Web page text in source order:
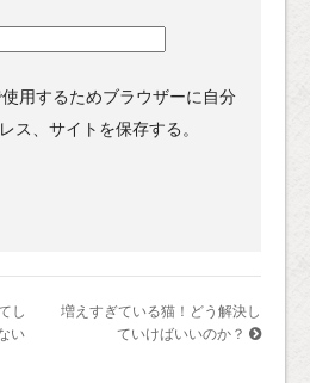
用するためブラウザーに自分
ス、サイトを保存する。
し
い
増えすぎている猫！どう解決し
ていけばいいのか？